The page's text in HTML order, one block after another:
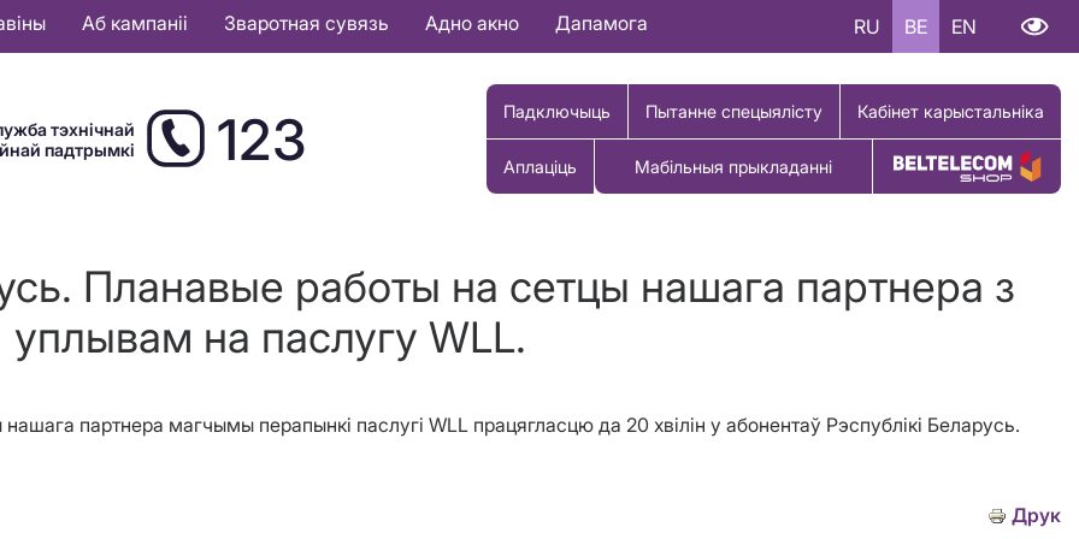
Аб кампаніі Зваротная сувязь Адно акно Дапамога RU BE EN
тэхнічнай
падтрымкі
123 Падключыць Пытанне спецыялісту Кабінет карыстальніка
Аплаціць Мабільныя прыкладанні Купіць тавар
Планавые работы на сетцы нашага партнера з
уплывам на паслугу WLL.
партнера магчымы перапынкі паслугі WLL працягласцю да 20 хвілін у абонентаў Рэспублікі Беларусь.
Друк